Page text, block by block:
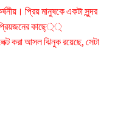
প্রিয় মানুষকে একটা সুন্দর
প্রিয়জনের কাছে্‌্‌্‌
করা আসল ঝিনুক রয়েছে, সেটা